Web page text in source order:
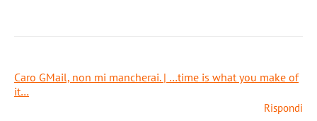
Caro GMail, non mi mancherai. | …time is what you make of
it…
Rispondi